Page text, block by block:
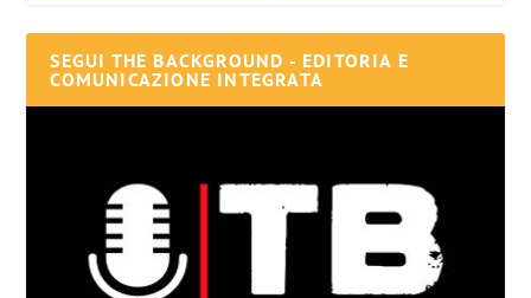
SEGUI THE BACKGROUND - EDITORIA E
COMUNICAZIONE INTEGRATA